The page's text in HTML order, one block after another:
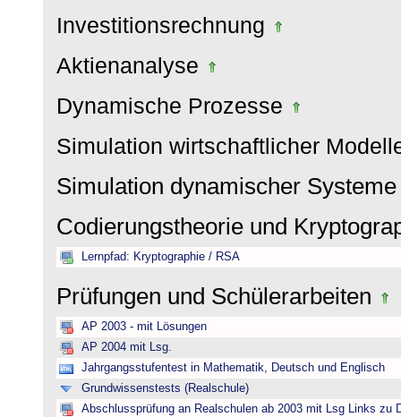
Investitionsrechnung
Aktienanalyse
Dynamische Prozesse
Simulation wirtschaftlicher
Simulation dynamischer
Codierungstheorie und
Lernpfad: Kryptographie / RSA
Prüfungen und Schülerarbeiten
AP 2003 - mit Lösungen
AP 2004 mit Lsg.
Jahrgangsstufentest in Mathematik, Deutsch und Englisch
Grundwissenstests (Realschule)
Abschlussprüfung an Realschulen ab 2003 mit Lsg Links zu